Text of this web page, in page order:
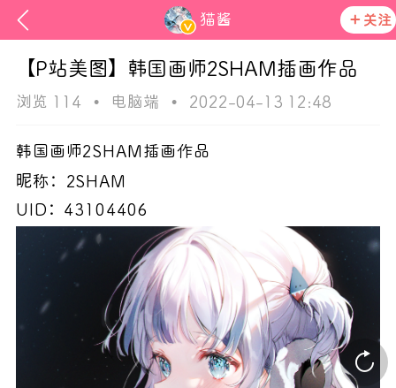
猫酱 关注
欢迎来
资讯
区发布非法内容 发现立即永久封号
【P站美图】韩国画师2SHAM插画作品
浏览 114 • 电脑端 • 2022-04-13 12:48
韩国画师2SHAM插画作品
昵称：2SHAM
UID：43104406